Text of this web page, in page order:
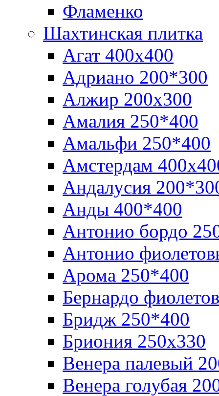
Фламенко
Шахтинская плитка
Агат 400х400
Адриано 200*300
Алжир 200х300
Амалия 250*400
Амальфи 250*400
Амстердам
Андалусия
Анды 400*400
Антонио бордо
Антонио
Арома 250*400
Бернардо
Бридж 250*400
Бриония 250х330
Венера палевый
Венера голубая